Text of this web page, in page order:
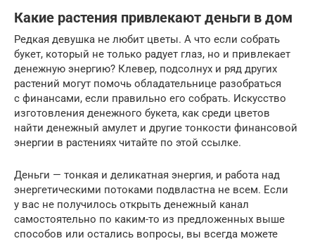
Какие растения привлекают деньги в дом
Редкая девушка не любит цветы. А что если собрать
букет, который не только радует глаз, но и привлекает
денежную энергию? Клевер, подсолнух и ряд других
растений могут помочь обладательнице разобраться
с финансами, если правильно его собрать. Искусство
изготовления денежного букета, как среди цветов
найти денежный амулет и другие тонкости финансовой
энергии в растениях читайте по этой ссылке.
Деньги — тонкая и деликатная энергия, и работа над
энергетическими потоками подвластна не всем. Если
у вас не получилось открыть денежный канал
самостоятельно по каким-то из предложенных выше
способов или остались вопросы, вы всегда можете